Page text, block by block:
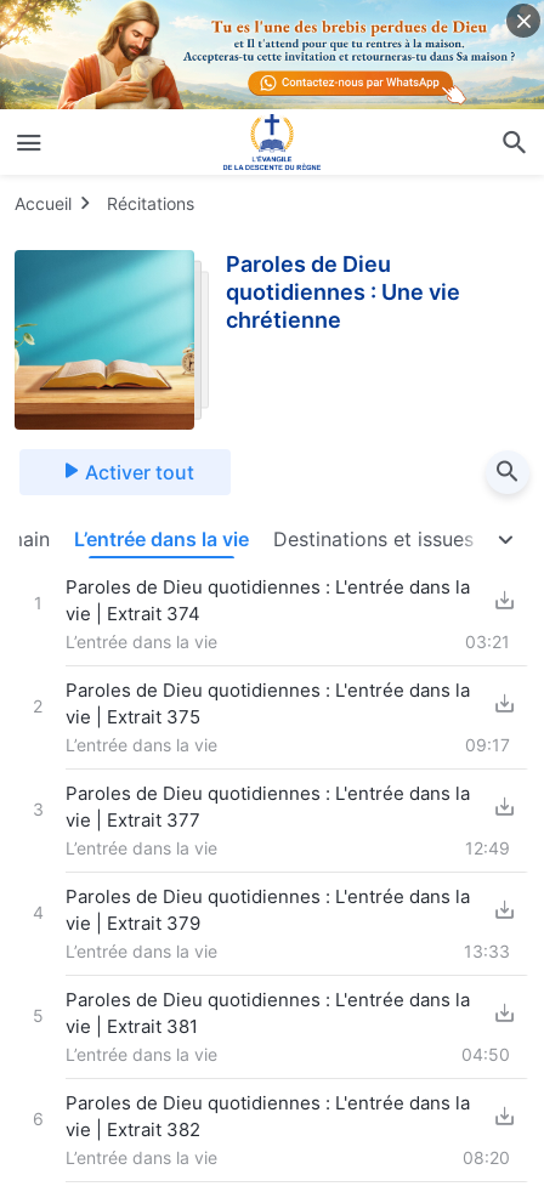
Accueil Récitations
Paroles de Dieu
quotidiennes : Une vie
chrétienne
Activer tout
L’entrée dans la vie Destinations et issues
1
Paroles de Dieu quotidiennes : L'entrée dans la
vie | Extrait 374
L’entrée dans la vie 03:21
2
Paroles de Dieu quotidiennes : L'entrée dans la
vie | Extrait 375
L’entrée dans la vie 09:17
3
Paroles de Dieu quotidiennes : L'entrée dans la
vie | Extrait 377
L’entrée dans la vie 12:49
4
Paroles de Dieu quotidiennes : L'entrée dans la
vie | Extrait 379
L’entrée dans la vie 13:33
5
Paroles de Dieu quotidiennes : L'entrée dans la
vie | Extrait 381
L’entrée dans la vie 04:50
6
Paroles de Dieu quotidiennes : L'entrée dans la
vie | Extrait 382
L’entrée dans la vie 08:20